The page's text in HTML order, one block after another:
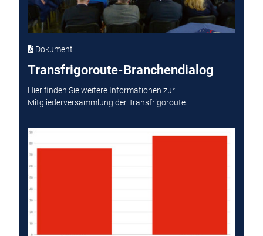
Dokument
Transfrigoroute-Branchendialog
Hier finden Sie weitere Informationen zur
Mitgliederversammlung der Transfrigoroute.